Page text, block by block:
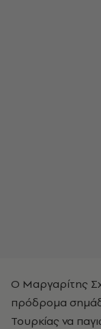
Ο Μαργαρίτης
πρόδρομα
Τουρκίας να